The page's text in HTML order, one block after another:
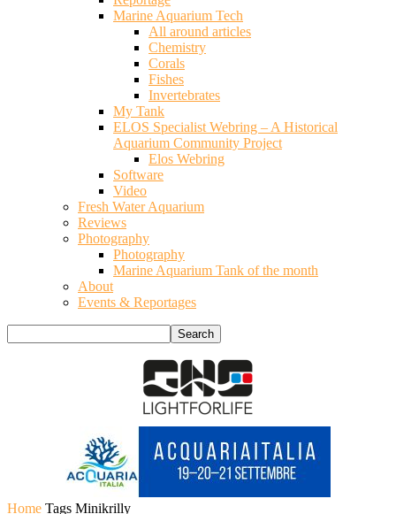
Marine Aquarium Tech
All around articles
Chemistry
Corals
Fishes
Invertebrates
My Tank
ELOS Specialist Webring – A Historical
Aquarium Community Project
Elos Webring
Software
Video
Fresh Water Aquarium
Reviews
Photography
Photography
Marine Aquarium Tank of the month
About
Events & Reportages
Home Tags Minikrilly